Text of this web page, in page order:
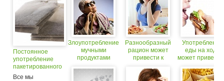
Постоянное
употребление
пакетированного
чая может
Все мы
Злоупотребление
мучными
продуктами
Разнообразный
рацион может
привести к
Употребление
еды на ходу
может привести